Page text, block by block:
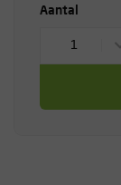
Aantal
1